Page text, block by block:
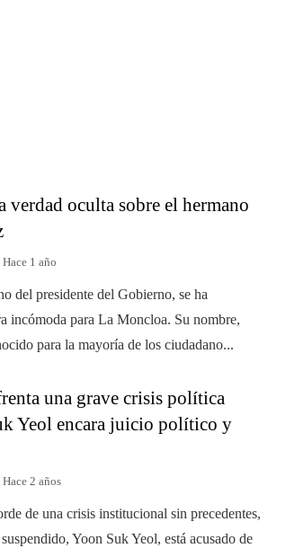
verdad oculta sobre el hermano
Hace 1 año
del presidente del Gobierno, se ha
incómoda para La Moncloa. Su nombre,
para la mayoría de los ciudadano...
una grave crisis política
Yeol encara juicio político y
Hace 2 años
de una crisis institucional sin precedentes,
Yoon Suk Yeol, está acusado de